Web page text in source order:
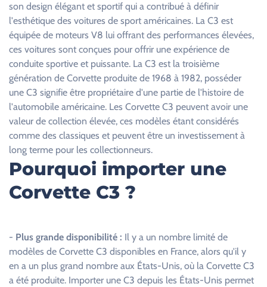
s
s
e
r
c
e
p
v
i
d
son design élégant et sportif qui a contribué à définir
l'esthétique des voitures de sport américaines. La C3 est
équipée de moteurs V8 lui offrant des performances élevées,
ces voitures sont conçues pour offrir une expérience de
conduite sportive et puissante. La C3 est la troisième
génération de Corvette produite de 1968 à 1982, posséder
une C3 signifie être propriétaire d'une partie de l'histoire de
l'automobile américaine. Les Corvette C3 peuvent avoir une
valeur de collection élevée, ces modèles étant considérés
comme des classiques et peuvent être un investissement à
long terme pour les collectionneurs.
Pourquoi importer une
Corvette C3 ?
- Plus grande disponibilité : Il y a un nombre limité de
modèles de Corvette C3 disponibles en France, alors qu'il y
en a un plus grand nombre aux États-Unis, où la Corvette C3
a été produite. Importer une C3 depuis les États-Unis permet